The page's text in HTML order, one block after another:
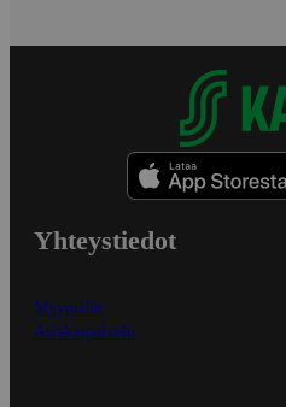
Yhteystiedot
Myymälät
Asiakaspalvelu